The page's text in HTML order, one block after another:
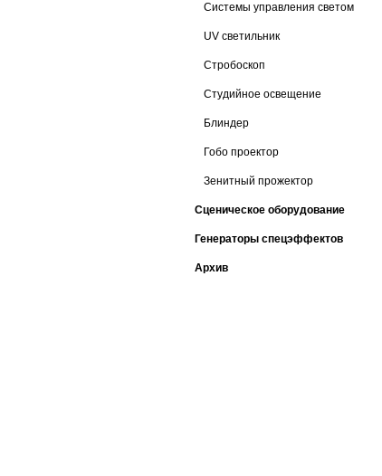
Системы управления светом
UV светильник
Стробоскоп
Студийное освещение
Блиндер
Гобо проектор
Зенитный прожектор
Сценическое оборудование
Генераторы спецэффектов
Архив